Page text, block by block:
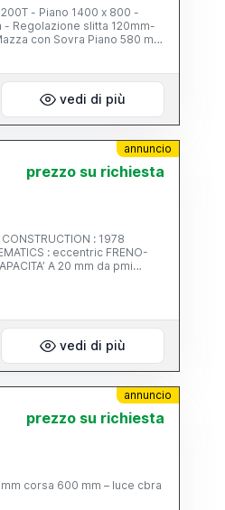
con Sovra Piano 580 mm
DI SICUREZZA,
IN FUNZIONE.
vedi di più
annuncio
prezzo su richiesta
: eccentric FRENO-
vedi di più
annuncio
prezzo su richiesta